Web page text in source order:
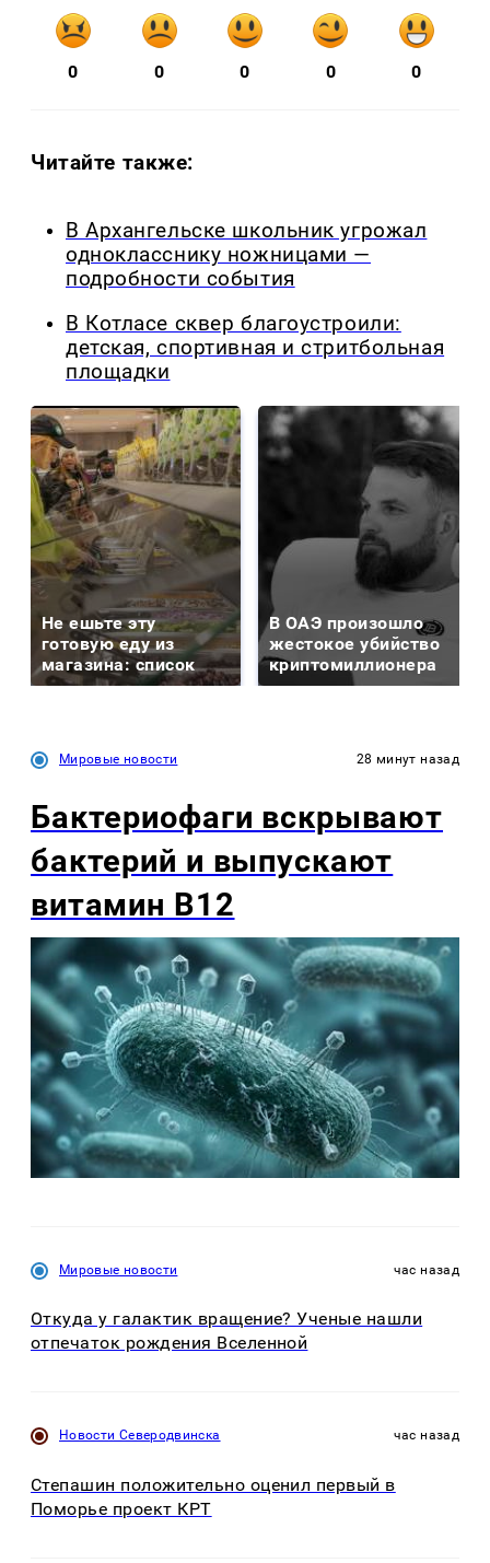
0 0 0 0 0
Читайте также:
В Архангельске школьник угрожал
однокласснику ножницами —
подробности события
В Котласе сквер благоустроили:
детская, спортивная и стритбольная
площадки
Не ешьте эту
готовую еду из
магазина: список
В ОАЭ произошло
жестокое убийство
криптомиллионера
Мировые новости 28 минут назад
Бактериофаги вскрывают
бактерий и выпускают
витамин B12
Мировые новости час назад
Откуда у галактик вращение? Ученые нашли
отпечаток рождения Вселенной
Новости Северодвинска час назад
Степашин положительно оценил первый в
Поморье проект КРТ